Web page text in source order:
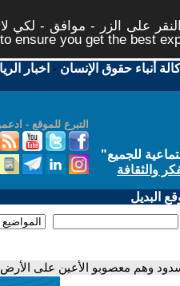
على الزر - موافق - لكي
ensure you get the best
أنباء حقوق الإنسان - اخبار
التبرع للموقع -
للجميع"
والثقافة
البديل
وهم معصوبو الأعين على الأرض